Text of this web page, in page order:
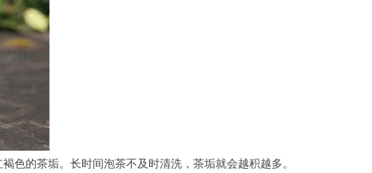
色的茶垢。长时间泡茶不及时清洗，茶垢就会越积越多。